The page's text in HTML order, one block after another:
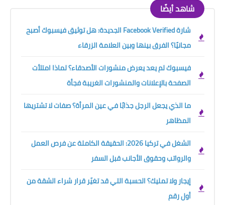
شاهد أيضًا
شارة Facebook Verified الجديدة: هل توثيق فيسبوك أصبح
مجانيًا؟ الفرق بينها وبين العلامة الزرقاء
فيسبوك لم يعد يعرض منشورات الأصدقاء؟ لماذا امتلأت
الصفحة بالإعلانات والمنشورات الغريبة فجأة
ما الذي يجعل الرجل جذابًا في عين المرأة؟ صفات لا تشتريها
المظاهر
الشغل في تركيا 2026: الحقيقة الكاملة عن فرص العمل
والرواتب وحقوق الأجانب قبل السفر
إيجار ولا تمليك؟ الحسبة التي قد تغيّر قرار شراء الشقة من
أول رقم